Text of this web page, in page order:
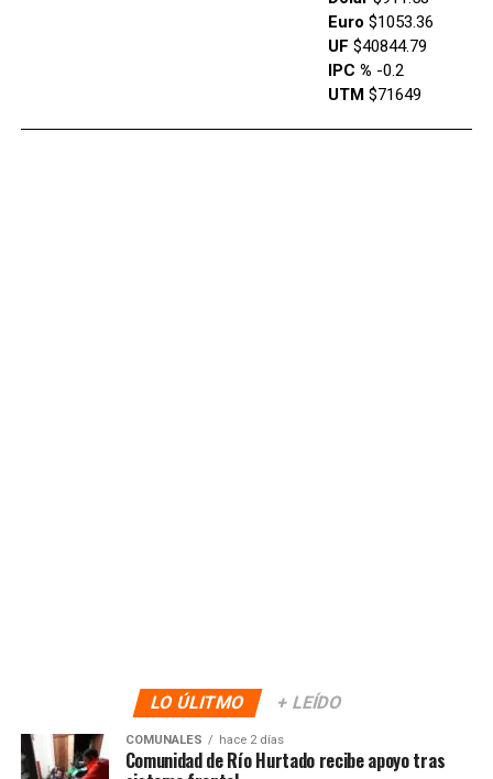
Euro $1053.36
UF $40844.79
IPC % -0.2
UTM$71649
LO ÚLITMO + LEÍDO
COMUNALES hace 2 días
Comunidad de Río Hurtado recibe apoyo tras